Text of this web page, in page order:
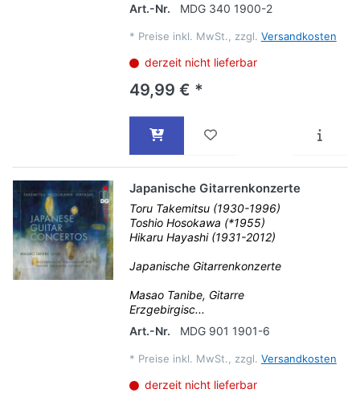
Art.-Nr.
MDG 340 1900-2
* Preise inkl. MwSt., zzgl. Versandkosten
derzeit nicht lieferbar
49,99 € *
Japanische Gitarrenkonzerte
Toru Takemitsu (1930-1996)
Toshio Hosokawa (*1955)
Hikaru Hayashi (1931-2012)
Japanische Gitarrenkonzerte
Masao Tanibe, Gitarre
Erzgebirgisc...
Art.-Nr.
MDG 901 1901-6
* Preise inkl. MwSt., zzgl. Versandkosten
derzeit nicht lieferbar